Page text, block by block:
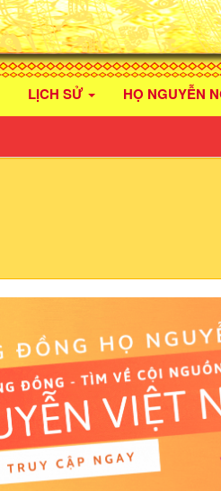
LỊCH SỬ HỌ NGUYỄN